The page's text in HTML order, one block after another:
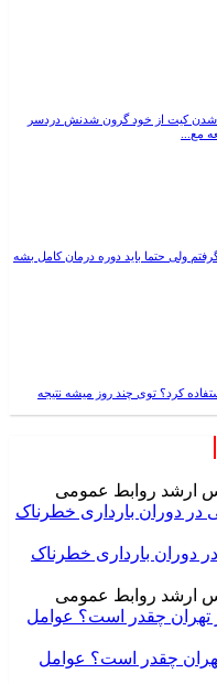
شدن کیت از خود گرون شدنش دردسر
مع...
ولی حتما باید دوره درمان کامل بشه
کرد؟ توی چند روز میشه نتیجه
ارشد روابط عمومی
در دوران بارداری خطرناک
در دوران بارداری خطرناک
ارشد روابط عمومی
تهران چقدر است؟ عوامل
تهران چقدر است؟ عوامل